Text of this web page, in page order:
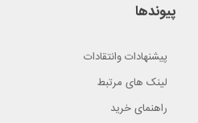
پیوندها
پیشنهادات وانتقادات
لینک های مرتبط
راهنمای خرید